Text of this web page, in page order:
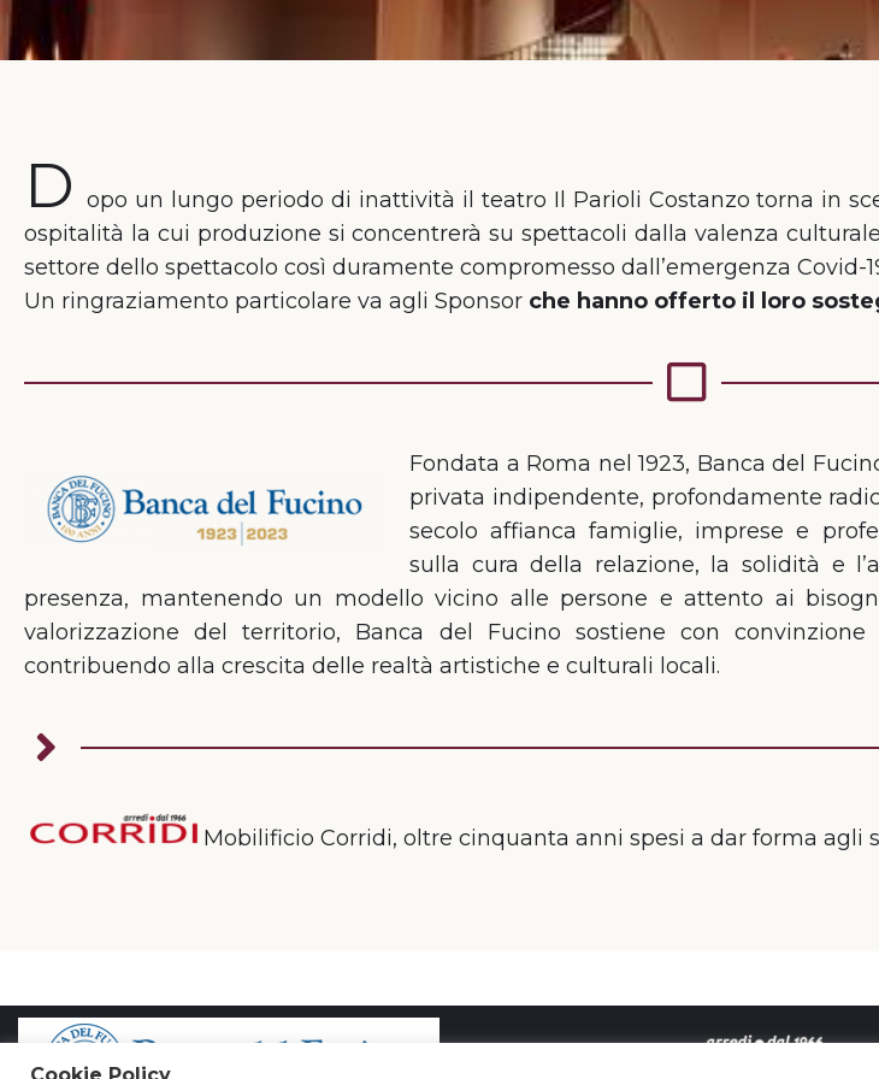
D opo un lungo periodo di inattività il teatro Il Parioli Costanzo torna in
ospitalità la cui produzione si concentrerà su spettacoli dalla valenza
settore dello spettacolo così duramente compromesso dall’emergenza Covid-
Un ringraziamento particolare va agli Sponsor che hanno offerto il loro
Fondata a Roma nel 1923, Banca del
privata indipendente, profondamente
secolo affianca famiglie, imprese e
sulla cura della relazione, la solidità e
presenza, mantenendo un modello vicino alle persone e attento ai
valorizzazione del territorio, Banca del Fucino sostiene con
contribuendo alla crescita delle realtà artistiche e culturali locali.
Mobilificio Corridi, oltre cinquanta anni spesi a dar forma agli